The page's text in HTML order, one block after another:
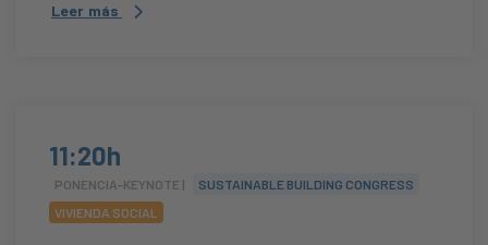
Leer más
11:20h
PONENCIA-KEYNOTE |
SUSTAINABLE BUILDING CONGRESS
VIVIENDA SOCIAL